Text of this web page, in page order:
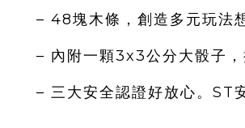
– 48塊木條，創造多元玩法
– 內附一顆3x3公分大骰子，
– 三大安全認證好放心。ST